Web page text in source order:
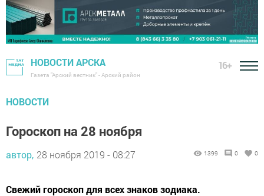
НОВОСТИ АРСКА
Газета "Арский вестник" - Арский район
16+
НОВОСТИ
Гороскоп на 28 ноября
автор, 28 ноября 2019 - 08:27 1399 0 0
Свежий гороскоп для всех знаков зодиака.